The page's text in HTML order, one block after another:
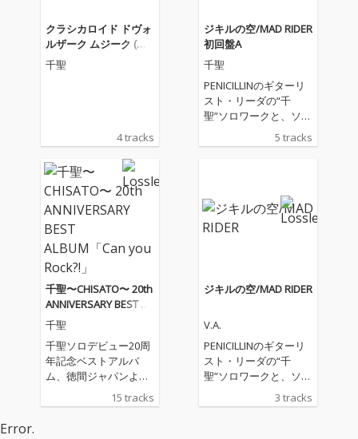
クラシカロイド ドヴォ
ルザーク ムジーク (挿
入歌)
千聖
4 tracks
ジキルの空/MAD RIDER
初回盤A
千聖
PENICILLINのギターリ
スト・リーダの“千
聖”ソロワークと、ソロ
プロジェクト“Crack
6”の協力スプリットに
5 tracks
千聖〜CHISATO〜 20th
ANNIVERSARY BEST AL
BUM「Can you Roc
k?!」
千聖
千聖ソロデビュー20周
年記念ベストアルバ
ム、徳間ジャパンより
世紀を超えて再デビュ
ー!! ファン投票による
15 tracks
ジキルの空/MAD RIDER
V.A.
PENICILLINのギターリ
スト・リーダの“千
聖”ソロワークと、ソロ
プロジェクト“Crack
6”の協力スプリットに
3 tracks
Error.